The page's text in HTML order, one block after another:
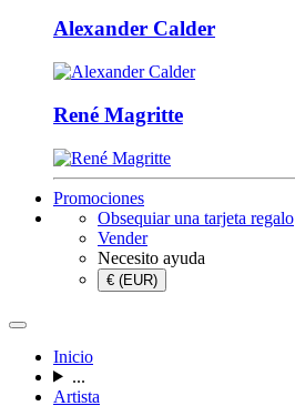
Alexander Calder
René Magritte
Promociones
Obsequiar una tarjeta regalo
Vender
Necesito ayuda
€ (EUR)
Inicio
...
Artista